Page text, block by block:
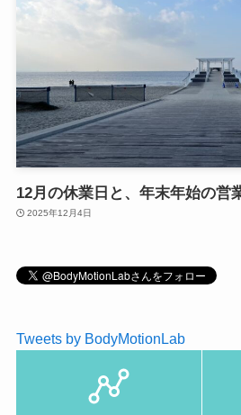
12月の休業日と、年末年始の営
2025年12月4日
Tweets by BodyMotionLab